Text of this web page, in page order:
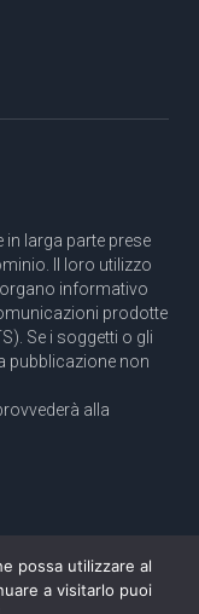
in larga parte prese
Il loro utilizzo
informativo
prodotte
Se i soggetti o gli
pubblicazione non
alla
possa utilizzare al
a visitarlo puoi